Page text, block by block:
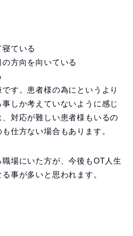
寝ている
の方向を向いている
す。患者様の為にというより
しか考えていないように感じ
対応が難しい患者様もいるの
仕方ない場合もあります。
場にいた方が、今後もOT人生
事が多いと思われます。